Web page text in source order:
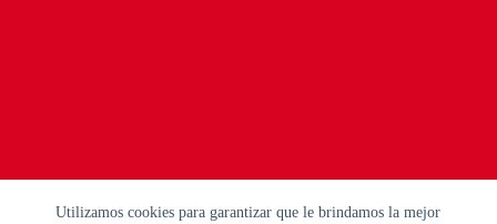
Utilizamos cookies para garantizar que le brindamos la mejor